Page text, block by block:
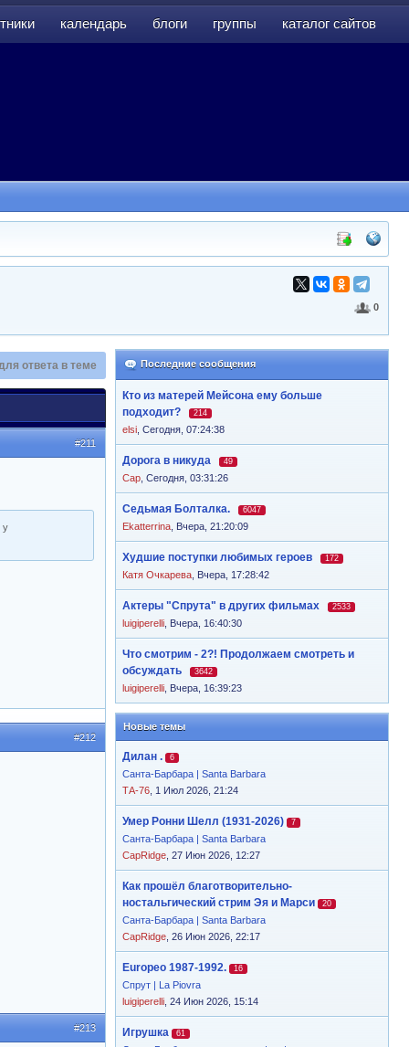
календарь блоги группы каталог сайтов
0
Последние сообщения
Кто из матерей Мейсона ему больше
подходит?
214
elsi Сегодня, 07:24:38
Дорога в никуда 49
Cap Сегодня, 03:31:26
Седьмая Болталка. 6047
Ekatterrina Вчера, 21:20:09
Худшие поступки любимых героев 172
Катя Очкарева Вчера, 17:28:42
Актеры "Спрута" в других фильмах 2533
luigiperelli Вчера, 16:40:30
Что смотрим - 2?! Продолжаем смотреть и
обсуждать
3642
luigiperelli Вчера, 16:39:23
Новые темы
Дилан . 6
Санта-Барбара | Santa Barbara
ТА-76 , 1 Июл 2026, 21:24
Умер Ронни Шелл (1931-2026) 7
Санта-Барбара | Santa Barbara
CapRidge , 27 Июн 2026, 12:27
Как прошёл благотворительно-
ностальгический стрим Эя и Марси
20
Санта-Барбара | Santa Barbara
CapRidge , 26 Июн 2026, 22:17
Europeo 1987-1992. 16
Спрут | La Piovra
luigiperelli , 24 Июн 2026, 15:14
Игрушка 61
ответа в теме
#211
у
#212
#213